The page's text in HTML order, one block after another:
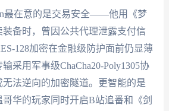
最在意的是交易安全——他用《梦
备时，曾因公共代理泄露支付信
128加密在金融级防护面前仍显薄
采用军事级ChaCha20-Poly1305协
法逆向的加密隧道。更智能的是
华的玩家同时开启B站追番和《剑